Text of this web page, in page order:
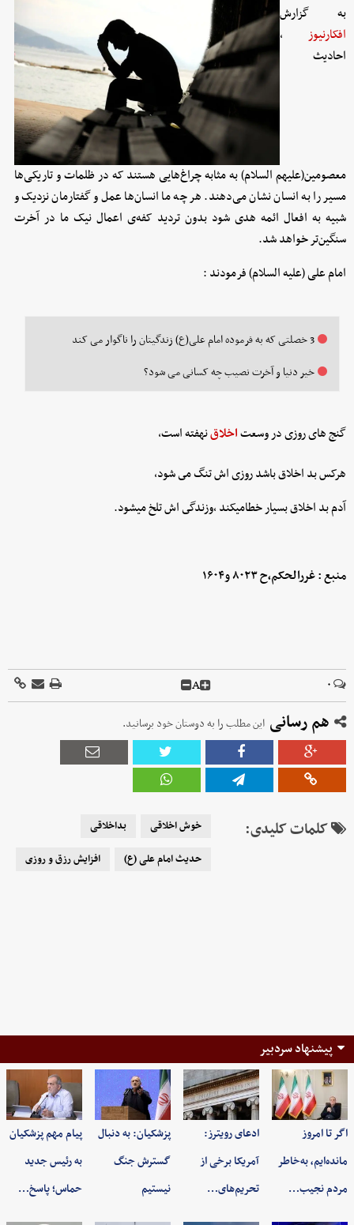
به گزارش
افکارنیوز،
احادیث
معصومین(علیهم السلام) به مثابه چراغ‌هایی هستند که در ظلمات و تاریکی‌ها
مسیر را به انسان نشان می‌دهند. هر چه ما انسان‌ها عمل و گفتارمان نزدیک و
شبیه به افعال ائمه هدی شود بدون تردید کفه‌ی اعمال نیک ما در آخرت
سنگین‌تر خواهد شد.
امام علی (علیه السلام) فرمودند :
3 خصلتی که به فرموده امام علی(ع) زندگیتان را ناگوار می کند
خیر دنیا و آخرت نصیب چه کسانی می شود؟
گنج هاى روزى در وسعتاخلاقنهفته است،
هرکس بد اخلاق باشد روزى اش تنگ مى شود،
آدم بد اخلاق بسیار خطامیکند ،وزندگى اش تلخ میشود.
منبع : غررالحکم،ح ۸۰۲۳ و۱۶۰۴
۰ A
هم رسانی این مطلب را به دوستان خود برسانید.
کلمات کلیدی: خوش اخلاقی
بداخلاقی
حدیث امام علی (ع)
افزایش رزق و روزی
پیشنهاد سردبیر
اگر تا امروز
مانده‌ایم، به‌خاطر
مردم نجیب…
ادعای رویترز:
آمریکا برخی از
تحریم‌های…
پزشکیان: به‌ دنبال
گسترش جنگ
نیستیم
پیام مهم پزشکیان
به رئیس جدید
حماس؛ پاسخ…